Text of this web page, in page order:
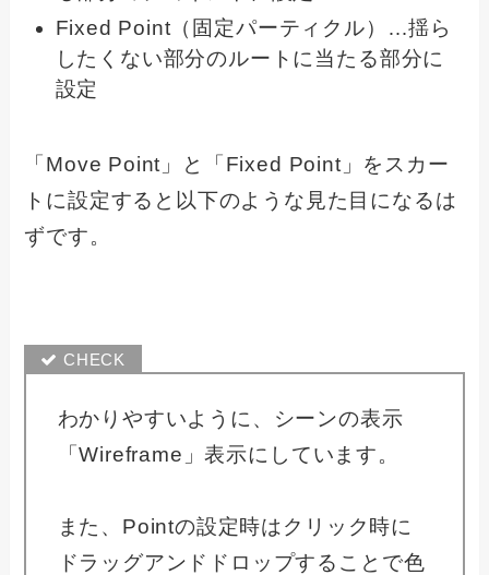
Fixed Point（固定パーティクル）…揺ら
したくない部分のルートに当たる部分に
設定
「Move Point」と「Fixed Point」をスカー
トに設定すると以下のような見た目になるは
ずです。
わかりやすいように、シーンの表示
「Wireframe」表示にしています。
また、Pointの設定時はクリック時に
ドラッグアンドドロップすることで色